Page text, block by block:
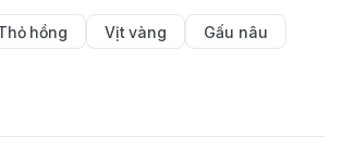
hồng Vịt vàng Gấu nâu